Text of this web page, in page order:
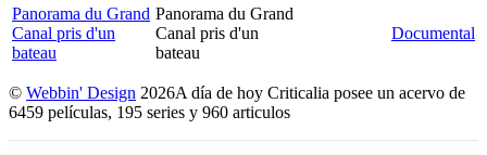
Panorama du Grand
Canal pris d'un
bateau
Panorama du Grand
Canal pris d'un
bateau
Documental
© Webbin' Design 2026A día de hoy Criticalia posee un acervo de
6459 películas, 195 series y 960 articulos